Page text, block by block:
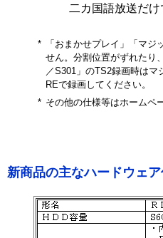
二カ国語放送だ
*
「おまかせプレイ」「マ
せん。分割位置がずれたり
／S301」のTS2録画時は
REで録画してください。
* その他の仕様等はホームペ
新商品の主なハードウェ